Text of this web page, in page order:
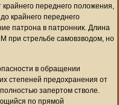
переднего положения,
крайнего переднего
патрона в патронник. Длина
при стрельбе самовзводом, но
в обращении
степеней предохранения от
запертом стволе.
по прямой